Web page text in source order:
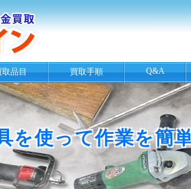
取品目 買取手順 Q&A
を使って作業を簡